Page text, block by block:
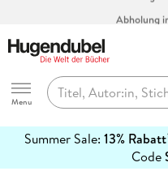
Hugendubel
Menu
Summer Sale: 13% Rabatt
Code
erfahren